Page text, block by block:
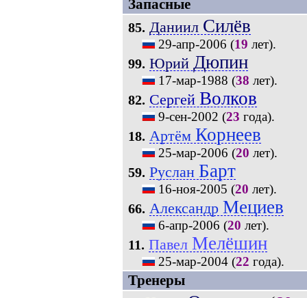
Запасные
85. Даниил Силёв
29-апр-2006 (19 лет).
99. Юрий Дюпин
17-мар-1988 (38 лет).
82. Сергей Волков
9-сен-2002 (23 года).
18. Артём Корнеев
25-мар-2006 (20 лет).
59. Руслан Барт
16-ноя-2005 (20 лет).
66. Александр Мециев
6-апр-2006 (20 лет).
11. Павел Мелёшин
25-мар-2004(22 года).
Тренеры